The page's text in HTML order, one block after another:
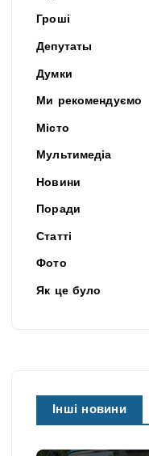
Гроші
Депутаты
Думки
Ми рекомендуємо
Місто
Мультимедіа
Новини
Поради
Статті
Фото
Як це було
Інші новини